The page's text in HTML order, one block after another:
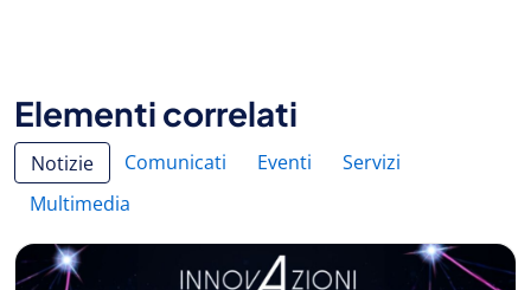
Elementi correlati
Notizie Comunicati Eventi
Servizi
Multimedia